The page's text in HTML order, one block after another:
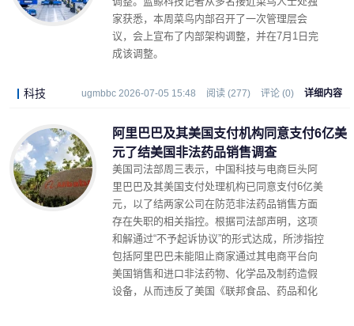
家获悉，本周菜鸟内部召开了一次管理层会
议，会上宣布了内部架构调整，并在7月1日完
成该调整。
科技 ugmbbc 2026-07-05 15:48 阅读 (277) 评论 (0) 详细内容
阿里巴巴及其美国支付机构同意支付6亿美
元了结美国非法药品销售调查
美国司法部周三表示，中国科技与电商巨头阿
里巴巴及其美国支付处理机构已同意支付6亿美
元，以了结两家公司在防范非法药品销售方面
存在失职的相关指控。根据司法部声明，这项
和解通过“不予起诉协议”的形式达成，所涉指控
包括阿里巴巴未能阻止商家通过其电商平台向
美国销售和进口非法药物、化学品及制药造假
设备，从而违反了美国《联邦食品、药品和化